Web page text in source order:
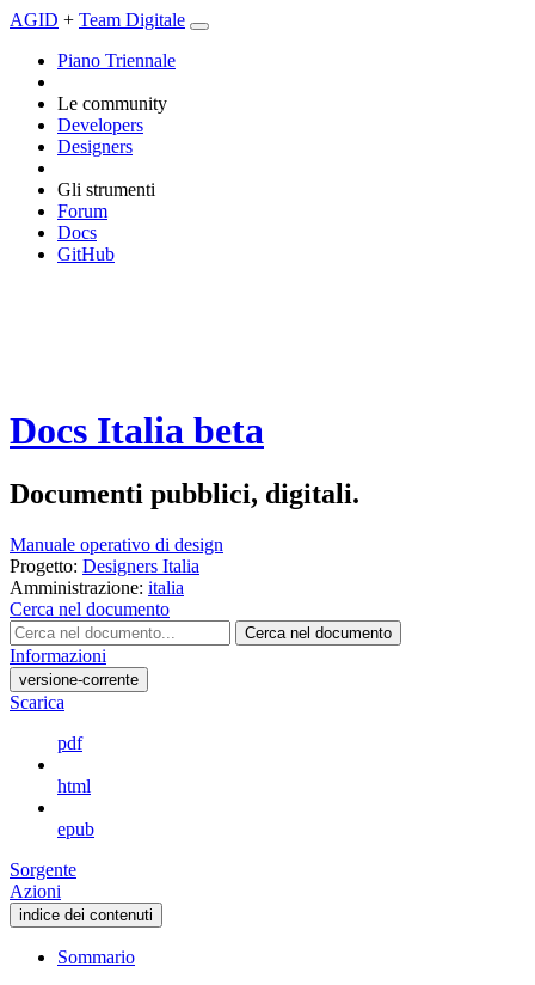
AGID + Team Digitale
Piano Triennale
Le community
Developers
Designers
Gli strumenti
Forum
Docs
GitHub
Docs Italia beta
Documenti pubblici, digitali.
Manuale operativo di design
Progetto: Designers Italia
Amministrazione: italia
Cerca nel documento
Cerca nel documento
Informazioni
versione-corrente
Scarica
pdf
html
epub
Sorgente
Azioni
indice dei contenuti
Sommario